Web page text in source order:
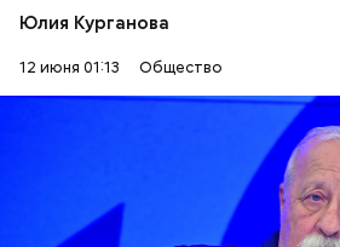
Юлия Курганова
12 июня 01:13 Общество
Ингредиенты: